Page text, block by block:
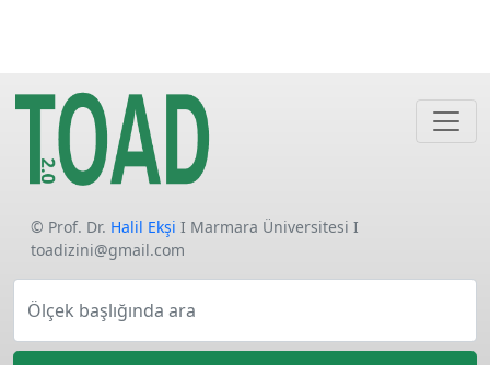
© Prof. Dr. Halil Ekşi I Marmara Üniversitesi I
toadizini@gmail.com
Ölçek başlığında ara